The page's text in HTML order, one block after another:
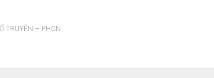
TRUYỀN – PHCN